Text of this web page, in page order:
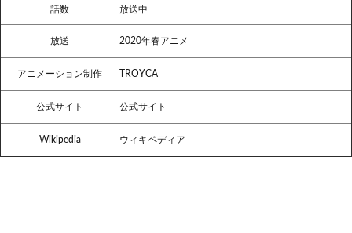
話数 放送中
放送 2020年春アニメ
アニメーション制作 TROYCA
公式サイト 公式サイト
Wikipedia ウィキペディア